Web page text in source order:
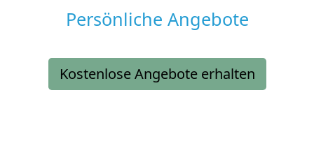
Persönliche Angebote
Kostenlose Angebote erhalten